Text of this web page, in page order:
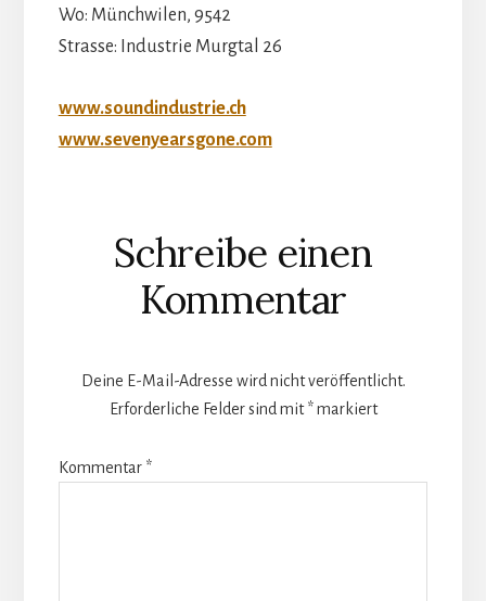
Wo: Münchwilen, 9542
Strasse: Industrie Murgtal 26
www.soundindustrie.ch
www.sevenyearsgone.com
Leser-
Interaktionen
Schreibe einen
Kommentar
Deine E-Mail-Adresse wird nicht veröffentlicht.
Erforderliche Felder sind mit*markiert
Kommentar *